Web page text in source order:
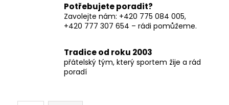
Potřebujete poradit?
Zavolejte nám: +420 775 084 005,
+420 777 307 654 – rádi pomůžeme.
Tradice od roku 2003
přátelský tým, který sportem žije a rád
poradí